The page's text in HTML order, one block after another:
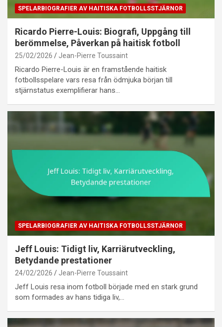
SPELARBIOGRAFIER AV HAITISKA FOTBOLLSSTJÄRNOR
Ricardo Pierre-Louis: Biografi, Uppgång till
berömmelse, Påverkan på haitisk fotboll
25/02/2026 Jean-Pierre Toussaint
Ricardo Pierre-Louis är en framstående haitisk
fotbollsspelare vars resa från ödmjuka början till
stjärnstatus exemplifierar hans…
SPELARBIOGRAFIER AV HAITISKA FOTBOLLSSTJÄRNOR
Jeff Louis: Tidigt liv, Karriärutveckling,
Betydande prestationer
24/02/2026 Jean-Pierre Toussaint
Jeff Louis resa inom fotboll började med en stark grund
som formades av hans tidiga liv,…